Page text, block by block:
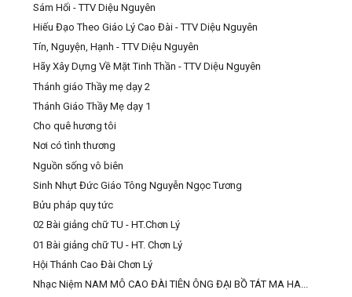
Sám Hối - TTV Diệu Nguyên
Hiếu Đạo Theo Giáo Lý Cao Đài - TTV Diệu Nguyên
Tín, Nguyện, Hạnh - TTV Diệu Nguyên
Hãy Xây Dựng Về Mặt Tinh Thần - TTV Diệu Nguyên
Thánh giáo Thầy mẹ dạy 2
Thánh Giáo Thầy Mẹ dạy 1
Cho quê hương tôi
Nơi có tình thương
Nguồn sống vô biên
Sinh Nhựt Đức Giáo Tông Nguyễn Ngọc Tương
Bửu pháp quy tức
02 Bài giảng chữ TU - HT.Chơn Lý
01 Bài giảng chữ TU - HT. Chơn Lý
Hội Thánh Cao Đài Chơn Lý
Nhạc Niệm NAM MÔ CAO ĐÀI TIÊN ÔNG ĐẠI BỒ TÁT MA HA...